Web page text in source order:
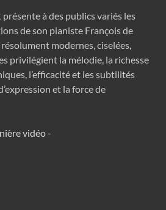
à des publics variés les
de son pianiste François de
modernes, ciselées,
privilégient la mélodie, la richesse
l’efficacité et les subtilités
et la force de
vidéo -